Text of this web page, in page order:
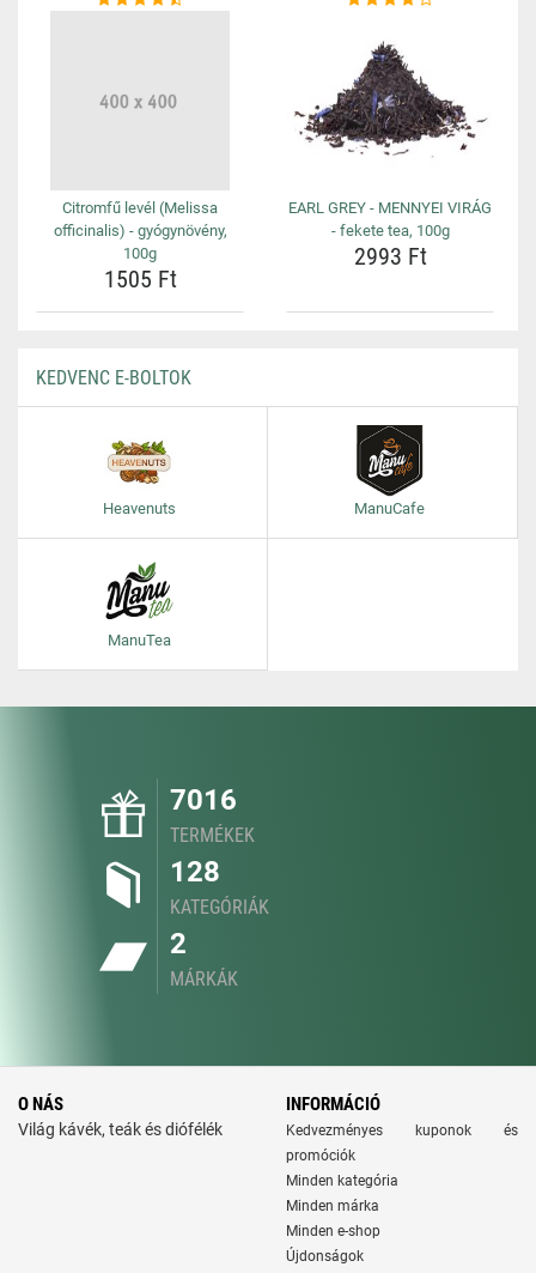
Citromfű levél (Melissa
officinalis) - gyógynövény,
100g
1505 Ft
EARL GREY - MENNYEI VIRÁG
- fekete tea, 100g
2993 Ft
KEDVENC E-BOLTOK
Heavenuts ManuCafe
ManuTea
7016
TERMÉKEK
128
KATEGÓRIÁK
2
MÁRKÁK
O NÁS
Világ kávék, teák és diófélék
INFORMÁCIÓ
Kedvezményes kuponok és
promóciók
Minden kategória
Minden márka
Minden e-shop
Újdonságok